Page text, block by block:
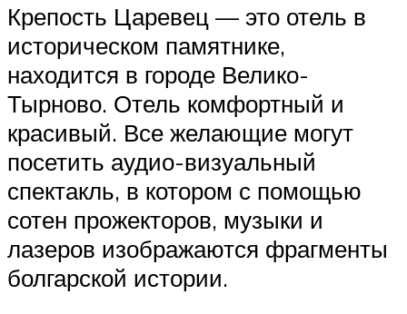
Крепость Царевец — это отель в
историческом памятнике,
находится в городе Велико-
Тырново. Отель комфортный и
красивый. Все желающие могут
посетить аудио-визуальный
спектакль, в котором с помощью
сотен прожекторов, музыки и
лазеров изображаются фрагменты
болгарской истории.